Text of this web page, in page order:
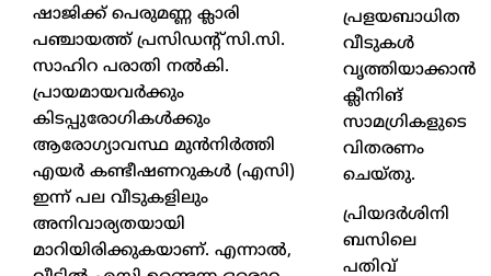
ഷാജിക്ക് പെരുമണ്ണ ക്ലാരി
പഞ്ചായത്ത് പ്രസിഡന്റ് സി.സി.
സാഹിറ പരാതി നൽകി.
പ്രായമായവർക്കും
കിടപ്പുരോഗികൾക്കും
ആരോഗ്യാവസ്ഥ മുൻനിർത്തി
എയർ കണ്ടീഷണറുകൾ (എസി)
ഇന്ന് പല വീടുകളിലും
അനിവാര്യതയായി
മാറിയിരിക്കുകയാണ്. എന്നാൽ,
പ്രളയബാധിത
വീടുകൾ
വൃത്തിയാക്കാൻ
ക്ലീനിങ്
സാമഗ്രികളുടെ
വിതരണം
ചെയ്തു.
പ്രിയദർശിനി
ബസിലെ
പതിവ്